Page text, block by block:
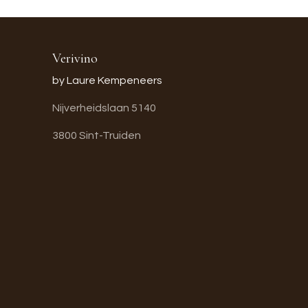
Verivino
by Laure Kempeneers
Nijverheidslaan 5140
3800 Sint-Truiden